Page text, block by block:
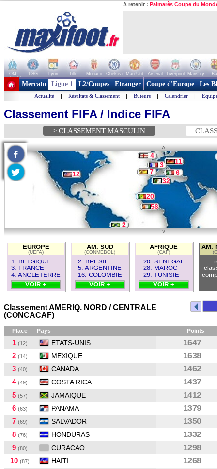
A retenir : Palmarès Coupe du
OM PSG Lyon Lille Monaco Chelsea Man Utd Arsenal Liverpool ManCity
+ de clubs
Mercato Ligue 1 L2/Coupes Etranger Coupe d'Europe Les
Actualité | Résultats & Classement | Buteurs | Calendrier |
Classement FIFA / Indice FIFA
> CLASSEMENT MASCULIN
^
v
12
4
3
11
7
6
17
2
56
20
32
EUROPE
(UEFA)
1. BELGIQUE
3. FRANCE
4. ANGLETERRE
VOIR +
AM. SUD
(CONMEBOL)
2. BRESIL
5. ARGENTINE
16. COLOMBIE
VOIR +
AFRIQUE
(CAF)
20. SENEGAL
28. MAROC
29. TUNISIE
VOIR +
AM.
Classement AMERIQ. NORD / CENTRALE
(CONCACAF)
Place Pays Points
1 (12) ETATS-UNIS
1647
2 (14) MEXIQUE
1638
3 (40) CANADA
1462
4 (49) COSTA RICA
1437
5 (57) JAMAIQUE
1412
6 (63) PANAMA
1379
7 (69) SALVADOR
1350
8 (76) HONDURAS
1332
9 (80) CURACAO
1298
10 (87) HAITI
1268